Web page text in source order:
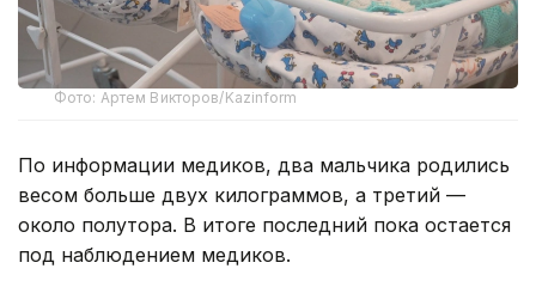
Фото: Артем Викторов/Kazinform
По информации медиков, два мальчика родились
весом больше двух килограммов, а третий —
около полутора. В итоге последний пока остается
под наблюдением медиков.